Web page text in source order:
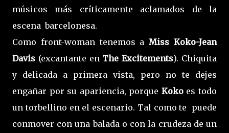
músicos más críticamente aclamados de la
escena barcelonesa.
Como front-woman tenemos aMiss Koko-Jean
Davis (excantante en The Excitements). Chiquita
y delicada a primera vista, pero no te dejes
engañar por su apariencia, porque Koko es todo
un torbellino en el escenario. Tal como te puede
conmover con una balada o con la crudeza de un